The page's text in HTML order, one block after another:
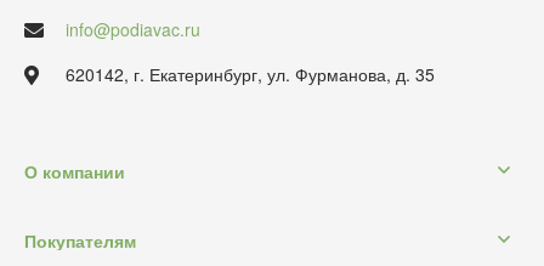
info@podiavac.ru
620142, г. Екатеринбург, ул. Фурманова, д. 35
О компании
Покупателям